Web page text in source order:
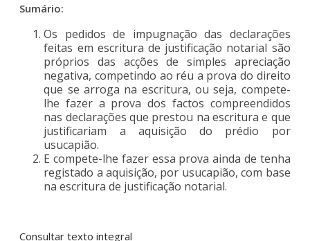
Sumário:
Os pedidos de impugnação das declarações
feitas em escritura de justificação notarial são
próprios das acções de simples apreciação
negativa, competindo ao réu a prova do direito
que se arroga na escritura, ou seja, compete-
lhe fazer a prova dos factos compreendidos
nas declarações que prestou na escritura e que
justificariam a aquisição do prédio por
usucapião.
E compete-lhe fazer essa prova ainda de tenha
registado a aquisição, por usucapião, com base
na escritura de justificação notarial.
Consultar texto integral